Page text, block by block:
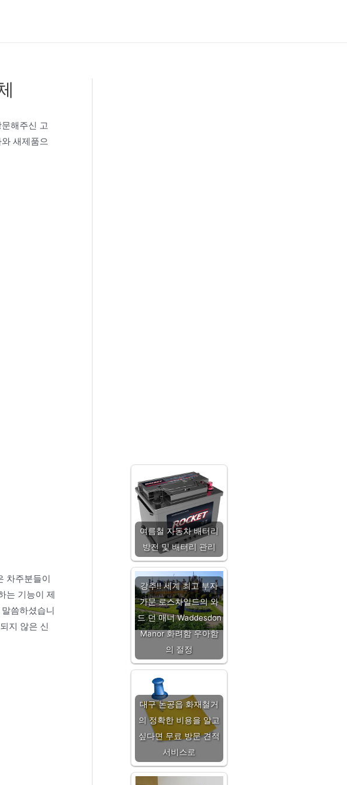
해주신 고
새제품으
차주분들이
는 기능이 제
씀하셨습니
지 않은 신
여름철 자동차 배터리
방전 및 배터리 관리
강추!! 세계 최고 부자
가문 로스차일드의 와
드 던 매너 Waddesdon
Manor 화려함 우아함
의 절정
대구 논공읍 화재철거
의 정확한 비용을 알고
싶다면 무료 방문 견적
서비스로